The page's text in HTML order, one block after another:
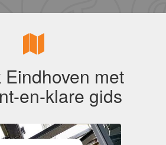
Eindhoven met
en-klare gids